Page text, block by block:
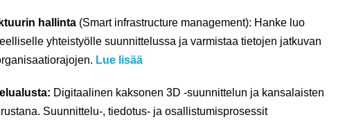
hallinta (Smart infrastructure management): Hanke luo
yhteistyölle suunnittelussa ja varmistaa tietojen jatkuvan
Lue lisää
Digitaalinen kaksonen 3D -suunnittelun ja kansalaisten
Suunnittelu-, tiedotus- ja osallistumisprosessit